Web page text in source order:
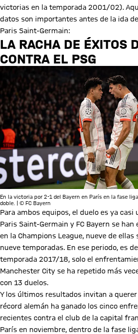
victorias en la temporada 2001/02).
datos son importantes antes de la ida
Paris Saint-Germain:
LA RACHA DE ÉXITOS
CONTRA EL PSG
En la victoria por 2-1 del Bayern en París en la fase
doble. | © FC Bayern
Para ambos equipos, el duelo es ya casi
Paris Saint-Germain y FC Bayern se
en la Champions League, nueve de
nueve temporadas. En ese periodo, es
temporada 2017/18, solo el
Manchester City se ha repetido más
con 13 duelos.
Y los últimos resultados invitan a
récord alemán ha ganado los cinco
recientes contra el club de la capital
París en noviembre, dentro de la fase